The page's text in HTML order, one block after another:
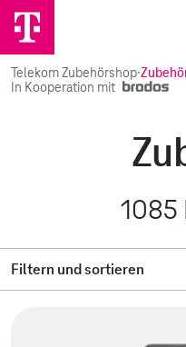
Telekom Zubehörshop·
In Kooperation mit
1085
Filtern und sortieren